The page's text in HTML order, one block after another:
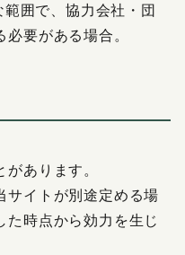
囲で、協力会社・団
要がある場合。
あります。
サイトが別途定める場
た時点から効力を生じ